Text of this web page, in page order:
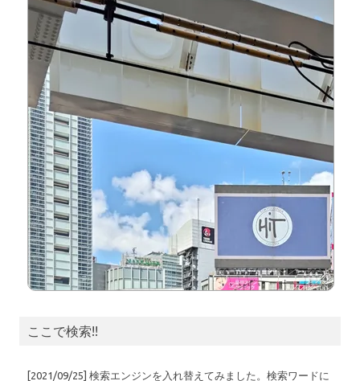
ここで検索!!
[2021/09/25] 検索エンジンを入れ替えてみました。検索ワードに